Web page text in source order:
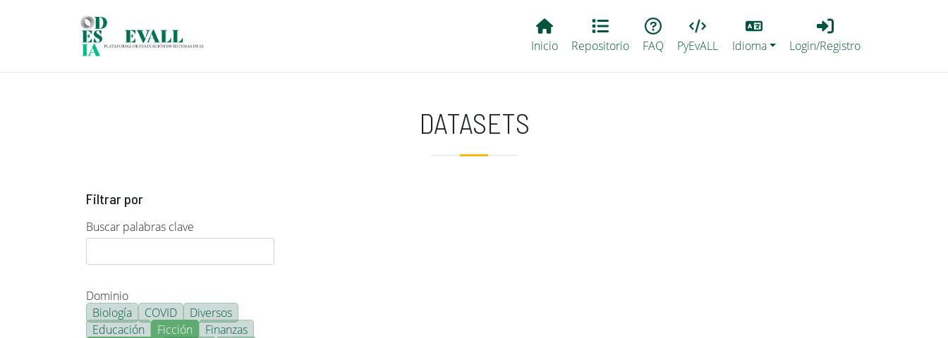
Main EvALL
Inicio Repositorio FAQ PyEvALL
Lang
Idioma
Login_Registro
Login/Registro
DATASETS
Filtrar por
Buscar palabras clave
Dominio
Biología
COVID
Diversos
Educación
Ficción
Finanzas